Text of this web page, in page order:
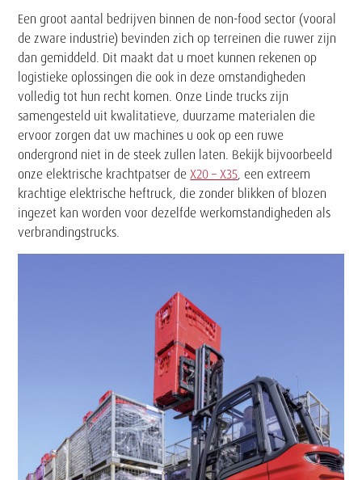
Een groot aantal bedrijven binnen de non-food sector (vooral
de zware industrie) bevinden zich op terreinen die ruwer zijn
dan gemiddeld. Dit maakt dat u moet kunnen rekenen op
logistieke oplossingen die ook in deze omstandigheden
volledig tot hun recht komen. Onze Linde trucks zijn
samengesteld uit kwalitatieve, duurzame materialen die
ervoor zorgen dat uw machines u ook op een ruwe
ondergrond niet in de steek zullen laten. Bekijk bijvoorbeeld
onze elektrische krachtpatser de X20 – X35 , een extreem
krachtige elektrische heftruck, die zonder blikken of blozen
ingezet kan worden voor dezelfde werkomstandigheden als
verbrandingstrucks.